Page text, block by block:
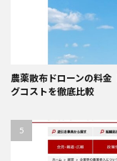
農薬散布ドローンの料
グコストを徹底比較